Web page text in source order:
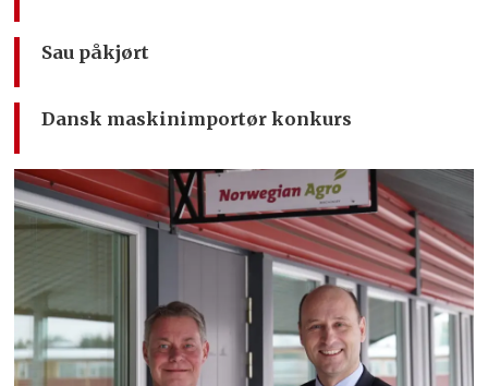
Sau påkjørt
Dansk maskinimportør konkurs